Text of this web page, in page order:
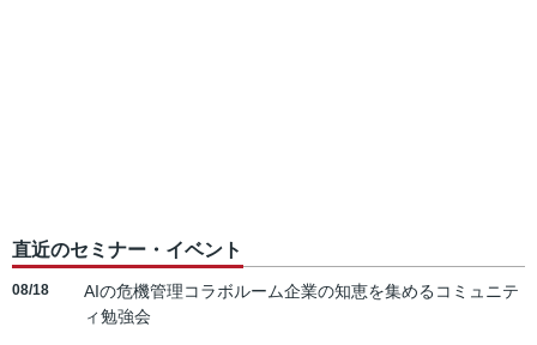
直近のセミナー・イベント
08/18
AIの危機管理コラボルーム企業の知恵を集めるコミュニテ
ィ勉強会